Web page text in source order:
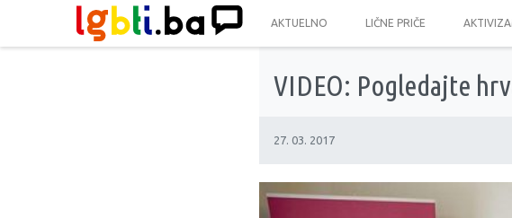
AKTUELNO LIČNE PRIČE
VIDEO: Pogledajte
27. 03. 2017